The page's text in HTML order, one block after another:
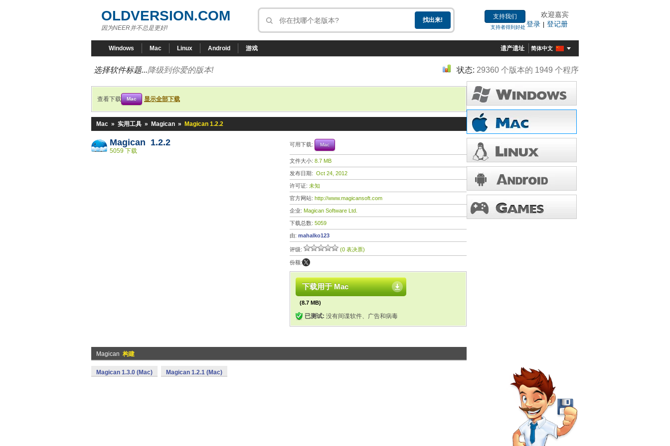
OLDVERSION.COM
因为NEER并不总是更好!
支持我们
支持者得到好处
欢迎嘉宾
登录 | 登记册
Windows Mac Linux Android 游戏 遗产遗址 简体中文
选择软件标题...降级到你爱的版本! 状态: 29360 个版本的 1949 个程序
查看下载 Mac 显示全部下载
Mac » 实用工具 » Magican » Magican 1.2.2
Magican 1.2.2
5059 下载
可用下载: Mac
文件大小: 8.7 MB
发布日期: Oct 24, 2012
许可证: 未知
官方网站: http://www.magicansoft.com
企业: Magican Software Ltd.
下载总数: 5059
由: mahalko123
评级: (0 表决票)
份额:
下载用于 Mac
(8.7 MB)
已测试: 没有间谍软件、广告和病毒
Magican 构建
Magican 1.3.0 (Mac) Magican 1.2.1 (Mac)